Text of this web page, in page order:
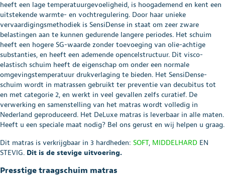
heeft een lage temperatuurgevoeligheid, is hoogademend en kent een
uitstekende warmte- en vochtregulering. Door haar unieke
vervaardigingsmethodiek is SensiDense in staat om zeer zware
belastingen aan te kunnen gedurende langere periodes. Het schuim
heeft een hogere SG-waarde zonder toevoeging van olie-achtige
substanties, en heeft een ademende opencelstructuur. Dit visco-
elastisch schuim heeft de eigenschap om onder een normale
omgevingstemperatuur drukverlaging te bieden. Het SensiDense-
schuim wordt in matrassen gebruikt ter preventie van decubitus tot
en met categorie 2, en werkt in veel gevallen zelfs curatief. De
verwerking en samenstelling van het matras wordt volledig in
Nederland geproduceerd. Het DeLuxe matras is leverbaar in alle maten.
Heeft u een speciale maat nodig? Bel ons gerust en wij helpen u graag.
Dit matras is verkrijgbaar in 3 hardheden: SOFT, MIDDELHARD EN
STEVIG. Dit is de stevige uitvoering.
Presstige traagschuim matras